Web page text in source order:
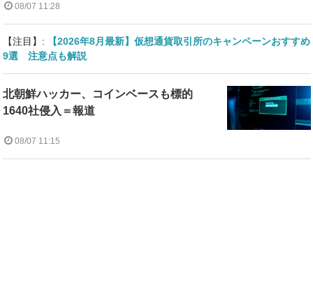
08/07 11:28
【注目】:
【2026年8月最新】仮想通貨取引所のキャンペーンおすすめ
9選 注意点も解説
北朝鮮ハッカー、コインベースも標的
1640社侵入＝報道
08/07 11:15